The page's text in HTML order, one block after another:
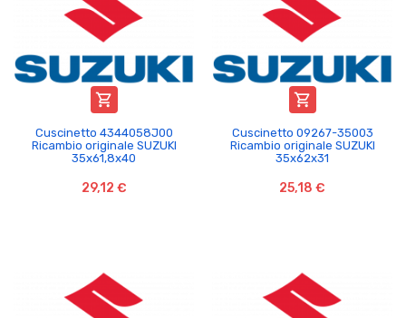

Cuscinetto 4344058J00
Ricambio originale SUZUKI
35x61,8x40
29,12 €

Cuscinetto 09267-35003
Ricambio originale SUZUKI
35x62x31
25,18 €